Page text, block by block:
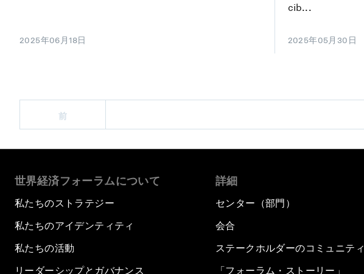
2025年06月18日
cib...
2025年05月30日
前
世界経済フォーラムについて
私たちのストラテジー
私たちのアイデンティティ
私たちの活動
リーダーシップとガバナンス
詳細
センター（部門）
会合
ステークホルダーのコミュニティ
「フォーラム・ストーリー」